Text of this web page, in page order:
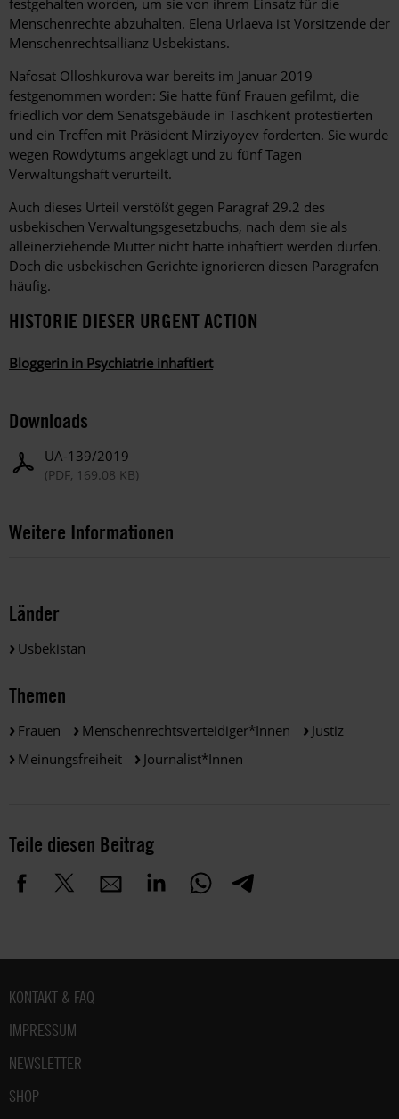
Menschenrechte abzuhalten. Elena Urlaeva ist Vorsitzende der
Menschenrechtsallianz Usbekistans.
Nafosat Olloshkurova war bereits im Januar 2019
festgenommen worden: Sie hatte fünf Frauen gefilmt, die
friedlich vor dem Senatsgebäude in Taschkent protestierten
und ein Treffen mit Präsident Mirziyoyev forderten. Sie wurde
wegen Rowdytums angeklagt und zu fünf Tagen
Verwaltungshaft verurteilt.
Auch dieses Urteil verstößt gegen Paragraf 29.2 des
usbekischen Verwaltungsgesetzbuchs, nach dem sie als
alleinerziehende Mutter nicht hätte inhaftiert werden dürfen.
Doch die usbekischen Gerichte ignorieren diesen Paragrafen
häufig.
HISTORIE DIESER URGENT ACTION
Bloggerin in Psychiatrie inhaftiert
Downloads
UA-139/2019
(PDF, 169.08 KB)
Weitere Informationen
Länder
Usbekistan
Themen
Frauen Menschenrechtsverteidiger*innen
Justiz
Meinungsfreiheit
Journalist*innen
Teile diesen Beitrag
Fußbereich
KONTAKT & FAQ
IMPRESSUM
NEWSLETTER
SHOP